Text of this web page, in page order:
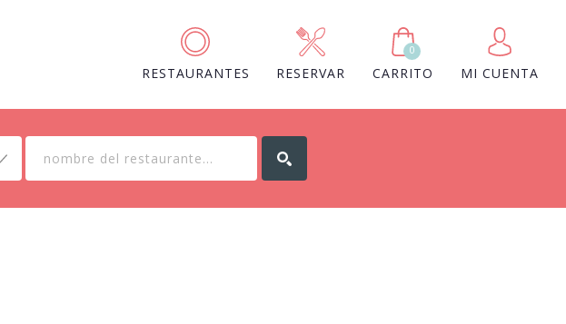
RESTAURANTES RESERVAR
0
CARRITO MI CUENTA